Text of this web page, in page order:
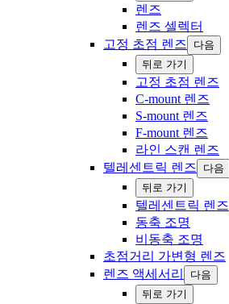
렌즈
‍렌즈 ‍‍셀렉터
고정 초점 렌즈
다음
‍뒤로 ‍가기
고정 초점 렌즈
C-mount 렌즈
S-mount 렌즈
F-mount 렌즈
라인 스캔 렌즈
텔레센트릭 렌즈
다음
‍뒤로 ‍가기
텔레센트릭 렌즈
동축 조명
비동축 조명
초점거리 가변형 렌즈
렌즈 액세서리
다음
‍뒤로 ‍가기